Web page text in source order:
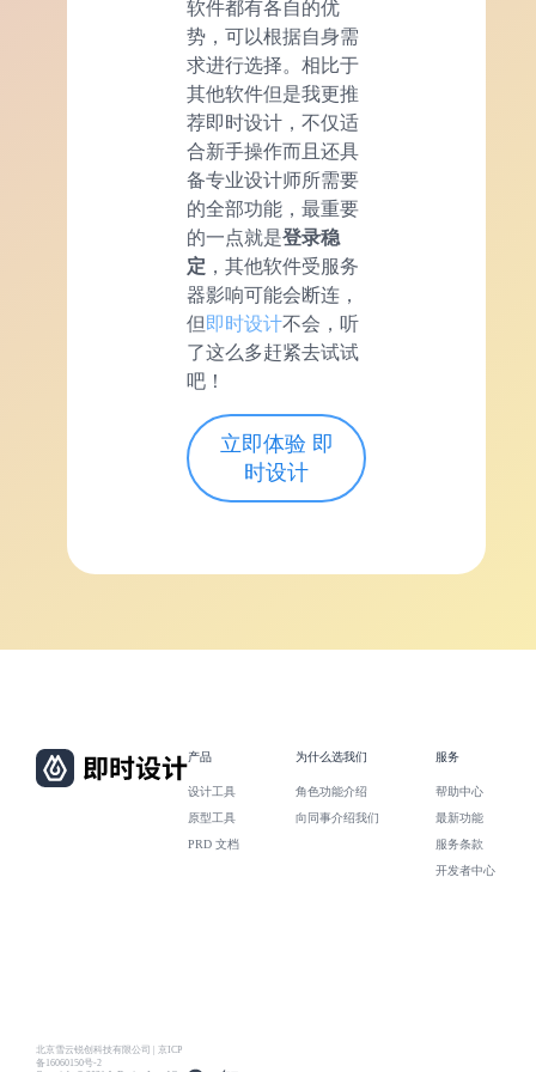
软件都有各自的优
势，可以根据自身需
求进行选择。相比于
其他软件但是我更推
荐即时设计，不仅适
合新手操作而且还具
备专业设计师所需要
的全部功能，最重要
的一点就是登录稳
定 ，其他软件受服务
器影响可能会断连，
但即时设计不会，听
了这么多赶紧去试试
吧！
立即体验 即
时设计
北京雪云锐创科技有限公司 | 京ICP
备16060150号-2
产品
设计工具
原型工具
PRD 文档
为什么选我们
角色功能介绍
向同事介绍我们
服务
帮助中心
最新功能
服务条款
开发者中心